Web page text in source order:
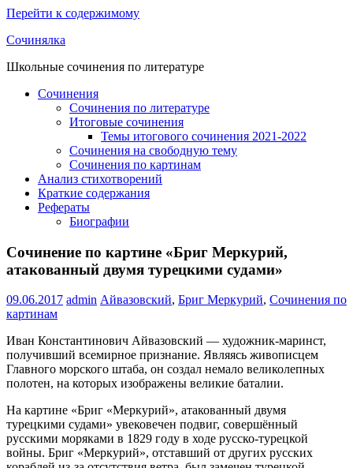
Перейти к содержимому
Сочинялка
Школьные сочинения по литературе
Сочинения
Сочинения по литературе
Итоговые сочинения
Темы итогового сочинения 2021-2022
Сочинения на свободную тему
Сочинения по картинам
Анализ стихотворений
Краткие содержания
Рефераты
Биографии
Сочинение по картине «Бриг Меркурий,
атакованный двумя турецкими судами»
09.06.2017 admin Айвазовский, Бриг Меркурий, Сочинения по
картинам
Иван Константинович Айвазовский — художник-маринст,
получивший всемирное признание. Являясь живописцем
Главного морского штаба, он создал немало великолепных
полотен, на которых изображены великие баталии.
На картине «Бриг «Меркурий», атакованный двумя
турецкими судами» увековечен подвиг, совершённый
русскими моряками в 1829 году в ходе русско-турецкой
войны. Бриг «Меркурий», отставший от других русских